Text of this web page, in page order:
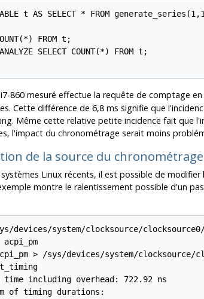
t AS SELECT * FROM
FROM t;
SELECT COUNT(*) FROM t;
860 mesuré effectue la requête de comptage
Cette différence de 6,8 ms signifie que
Même cette relative petite incidence fait que
l'impact du chronométrage serait moins
de la source du chronométrage
systèmes Linux récents, il est possible de
montre le ralentissement possible d'un
devices/system/clocksource/
> /sys/devices/system/clocksource/
time including overhead: 722.92 ns
of timing durations: